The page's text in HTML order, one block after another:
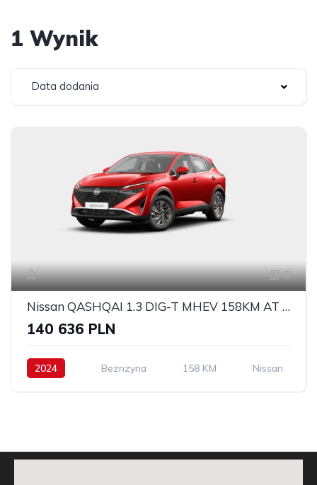
1 Wynik
Data dodania
5
Nissan QASHQAI 1.3 DIG-T MHEV 158KM AT 2WD
140 636 PLN
2024 Beznzyna 158 KM Nissan